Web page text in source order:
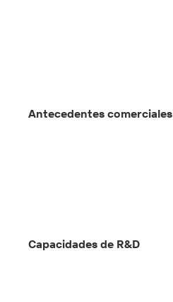
Antecedentes comerciales
Capacidades de R&D